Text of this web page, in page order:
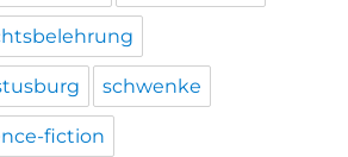
schwenke
fiction